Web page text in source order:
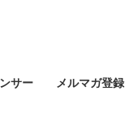
サー メルマガ登録